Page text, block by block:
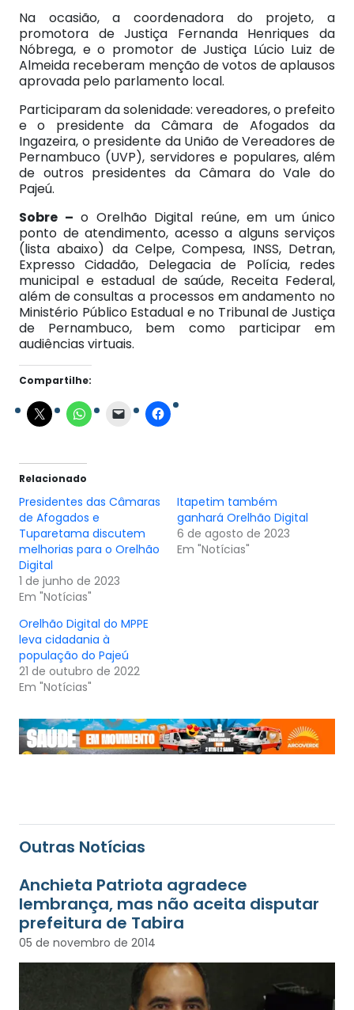
Na ocasião, a coordenadora do projeto, a
promotora de Justiça Fernanda Henriques da
Nóbrega, e o promotor de Justiça Lúcio Luiz de
Almeida receberam menção de votos de aplausos
aprovada pelo parlamento local.
Participaram da solenidade: vereadores, o prefeito
e o presidente da Câmara de Afogados da
Ingazeira, o presidente da União de Vereadores de
Pernambuco (UVP), servidores e populares, além
de outros presidentes da Câmara do Vale do
Pajeú.
Sobre – o Orelhão Digital reúne, em um único
ponto de atendimento, acesso a alguns serviços
(lista abaixo) da Celpe, Compesa, INSS, Detran,
Expresso Cidadão, Delegacia de Polícia, redes
municipal e estadual de saúde, Receita Federal,
além de consultas a processos em andamento no
Ministério Público Estadual e no Tribunal de Justiça
de Pernambuco, bem como participar em
audiências virtuais.
Compartilhe:
Relacionado
Presidentes das Câmaras
de Afogados e
Tuparetama discutem
melhorias para o Orelhão
Digital
1 de junho de 2023
Em "Notícias"
Itapetim também
ganhará Orelhão Digital
6 de agosto de 2023
Em "Notícias"
Orelhão Digital do MPPE
leva cidadania à
população do Pajeú
21 de outubro de 2022
Em "Notícias"
Outras Notícias
Anchieta Patriota agradece
lembrança, mas não aceita disputar
prefeitura de Tabira
05 de novembro de 2014